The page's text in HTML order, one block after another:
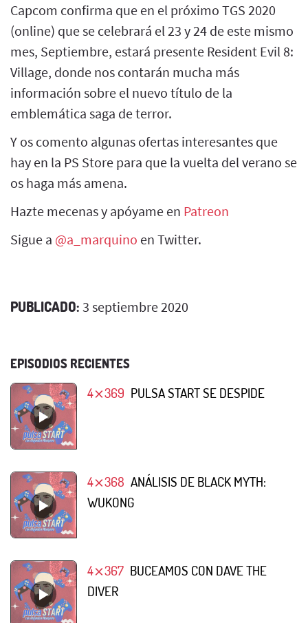
Capcom confirma que en el próximo TGS 2020
(online) que se celebrará el 23 y 24 de este mismo
mes, Septiembre, estará presente Resident Evil 8:
Village, donde nos contarán mucha más
información sobre el nuevo título de la
emblemática saga de terror.
Y os comento algunas ofertas interesantes que
hay en la PS Store para que la vuelta del verano se
os haga más amena.
Hazte mecenas y apóyame en Patreon
Sigue a @a_marquino en Twitter.
PUBLICADO: 3 septiembre 2020
EPISODIOS RECIENTES
4⨯369 PULSA START SE DESPIDE
4⨯368 ANÁLISIS DE BLACK MYTH:
WUKONG
4⨯367 BUCEAMOS CON DAVE THE
DIVER